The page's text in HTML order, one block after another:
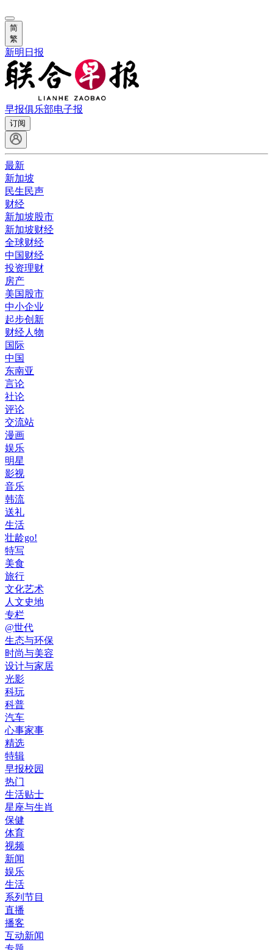
简
繁
新明日报
早报俱乐部电子报
订阅
最新
新加坡
民生民声
财经
新加坡股市
新加坡财经
全球财经
中国财经
投资理财
房产
美国股市
中小企业
起步创新
财经人物
国际
中国
东南亚
言论
社论
评论
交流站
漫画
娱乐
明星
影视
音乐
韩流
送礼
生活
壮龄go!
特写
美食
旅行
文化艺术
人文史地
专栏
@世代
生态与环保
时尚与美容
设计与家居
光影
科玩
科普
汽车
心事家事
精选
特辑
早报校园
热门
生活贴士
星座与生肖
保健
体育
视频
新闻
娱乐
生活
系列节目
直播
播客
互动新闻